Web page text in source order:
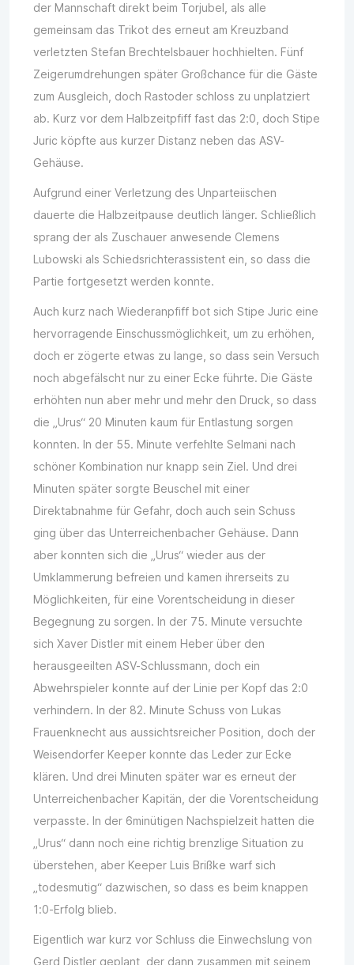
der Mannschaft direkt beim Torjubel, als alle
gemeinsam das Trikot des erneut am Kreuzband
verletzten Stefan Brechtelsbauer hochhielten. Fünf
Zeigerumdrehungen später Großchance für die Gäste
zum Ausgleich, doch Rastoder schloss zu unplatziert
ab. Kurz vor dem Halbzeitpfiff fast das 2:0, doch Stipe
Juric köpfte aus kurzer Distanz neben das ASV-
Gehäuse.
Aufgrund einer Verletzung des Unparteiischen
dauerte die Halbzeitpause deutlich länger. Schließlich
sprang der als Zuschauer anwesende Clemens
Lubowski als Schiedsrichterassistent ein, so dass die
Partie fortgesetzt werden konnte.
Auch kurz nach Wiederanpfiff bot sich Stipe Juric eine
hervorragende Einschussmöglichkeit, um zu erhöhen,
doch er zögerte etwas zu lange, so dass sein Versuch
noch abgefälscht nur zu einer Ecke führte. Die Gäste
erhöhten nun aber mehr und mehr den Druck, so dass
die „Urus“ 20 Minuten kaum für Entlastung sorgen
konnten. In der 55. Minute verfehlte Selmani nach
schöner Kombination nur knapp sein Ziel. Und drei
Minuten später sorgte Beuschel mit einer
Direktabnahme für Gefahr, doch auch sein Schuss
ging über das Unterreichenbacher Gehäuse. Dann
aber konnten sich die „Urus“ wieder aus der
Umklammerung befreien und kamen ihrerseits zu
Möglichkeiten, für eine Vorentscheidung in dieser
Begegnung zu sorgen. In der 75. Minute versuchte
sich Xaver Distler mit einem Heber über den
herausgeeilten ASV-Schlussmann, doch ein
Abwehrspieler konnte auf der Linie per Kopf das 2:0
verhindern. In der 82. Minute Schuss von Lukas
Frauenknecht aus aussichtsreicher Position, doch der
Weisendorfer Keeper konnte das Leder zur Ecke
klären. Und drei Minuten später war es erneut der
Unterreichenbacher Kapitän, der die Vorentscheidung
verpasste. In der 6minütigen Nachspielzeit hatten die
„Urus“ dann noch eine richtig brenzlige Situation zu
überstehen, aber Keeper Luis Brißke warf sich
„todesmutig“ dazwischen, so dass es beim knappen
1:0-Erfolg blieb.
Eigentlich war kurz vor Schluss die Einwechslung von
Gerd Distler geplant, der dann zusammen mit seinem